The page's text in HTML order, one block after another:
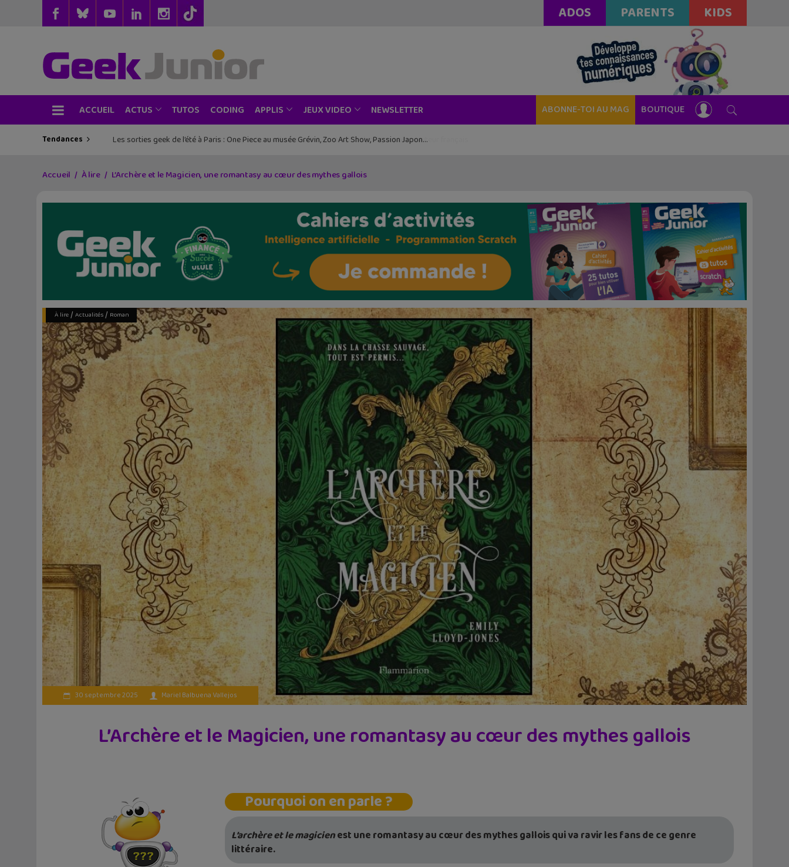
ADOS PARENTS KIDS
ACCUEIL ACTUS TUTOS CODING APPLIS JEUX VIDEO NEWSLETTER ABONNE-TOI AU MAG BOUTIQUE
Tendances Les sorties geek de l’été à Paris : One Piece au musée Grévin, Zoo Art Show, Passion Japon…
Accueil À lire L’Archère et le Magicien, une romantasy au cœur des mythes gallois
À lire/ Actualités/ Roman
30 septembre 2025 Mariel Balbuena Vallejos
L’Archère et le Magicien, une romantasy au cœur des mythes gallois
Pourquoi on en parle ?
L’archère et le magicienest une romantasy au cœur des mythes gallois qui va ravir les fans de ce genre
littéraire.